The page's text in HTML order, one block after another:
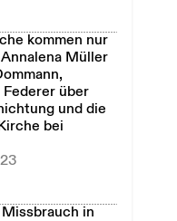
kommen nur
Müller
über
und die
bei
in